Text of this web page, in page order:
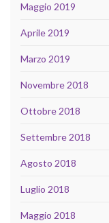
Maggio 2019
Aprile 2019
Marzo 2019
Novembre 2018
Ottobre 2018
Settembre 2018
Agosto 2018
Luglio 2018
Maggio 2018